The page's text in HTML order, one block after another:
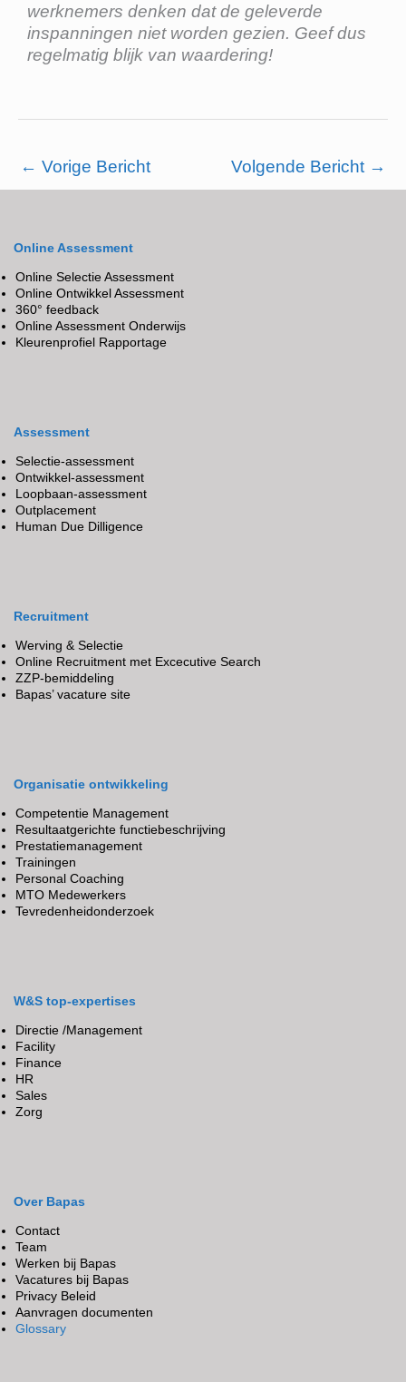
werknemers denken dat de geleverde
inspanningen niet worden gezien. Geef dus
regelmatig blijk van waardering!
← Vorige Bericht Volgende Bericht →
Online Assessment
Online Selectie Assessment
Online Ontwikkel Assessment
360° feedback
Online Assessment Onderwijs
Kleurenprofiel Rapportage
Assessment
Selectie-assessment
Ontwikkel-assessment
Loopbaan-assessment
Outplacement
Human Due Dilligence
Recruitment
Werving & Selectie
Online Recruitment met Excecutive Search
ZZP-bemiddeling
Bapas’ vacature site
Organisatie ontwikkeling
Competentie Management
Resultaatgerichte functiebeschrijving
Prestatiemanagement
Trainingen
Personal Coaching
MTO Medewerkers
Tevredenheidonderzoek
W&S top-expertises
Directie /Management
Facility
Finance
HR
Sales
Zorg
Over Bapas
Contact
Team
Werken bij Bapas
Vacatures bij Bapas
Privacy Beleid
Aanvragen documenten
Glossary